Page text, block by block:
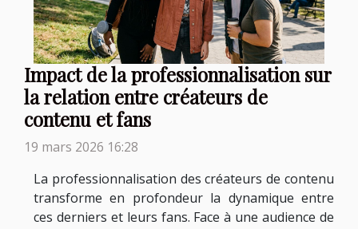
Impact de la professionnalisation sur
la relation entre créateurs de
contenu et fans
19 mars 2026 16:28
La professionnalisation des créateurs de contenu
transforme en profondeur la dynamique entre
ces derniers et leurs fans. Face à une audience de